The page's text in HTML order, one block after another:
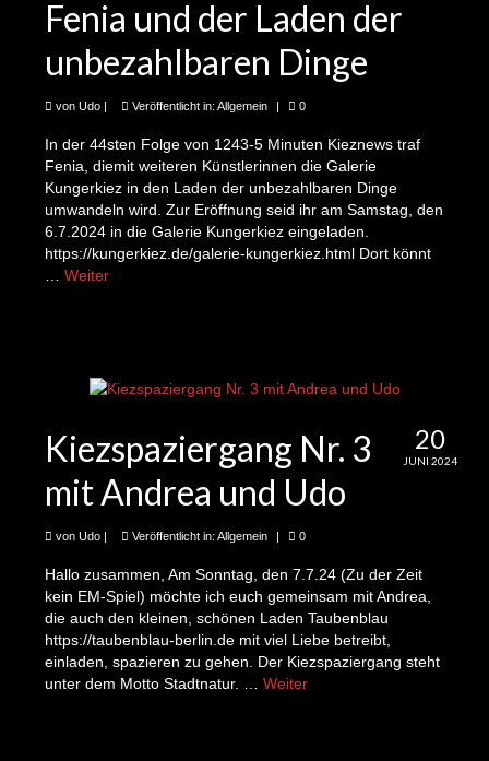
27te Folge: Kai und wo der Pfeffer wächst
28te Folge: Andrea und die Stadtnaturkarten
und Mitgestalten 1243-5 Minuten Kieznews
30te Folge 1243-5 Minuten Kieznews: Marten
und Besser als neu
31te Folge 1243-5 Minuten Kieznews: Diana
und die Schule in Bangladesh
33te Folge 1243-5 Minuten Kieznews:
Kiezblock
34te Folge 1243-5 Minuten Kieznews: Mona
und Kippen, Korken, Kellenkescher
35te Folge 1243-5 Minuten Kieznews: Udo das
Jahr 2023 und der neue Ideenwettbewerb 2024
36te Folge 1243-5 Minuten Kieznews: Jose
und das Clean up, Müll einsammeln im Kungerkiez
37te Folge 1243-5 Minuten Kieznews: Sarah
Fenia und der Laden der
unbezahlbaren Dinge
von Udo | Veröffentlicht in: Allgemein | 0
In der 44sten Folge von 1243-5 Minuten Kieznews traf
Fenia, diemit weiteren Künstlerinnen die Galerie
Kungerkiez in den Laden der unbezahlbaren Dinge
umwandeln wird. Zur Eröffnung seid ihr am Samstag, den
6.7.2024 in die Galerie Kungerkiez eingeladen.
https://kungerkiez.de/galerie-kungerkiez.html Dort könnt
Weiter
20
JUNI 2024
Kiezspaziergang Nr. 3
mit Andrea und Udo
von Udo Veröffentlicht in: Allgemein 0
Hallo zusammen, Am Sonntag, den 7.7.24 (Zu der Zeit
kein EM-Spiel) möchte ich euch gemeinsam mit Andrea,
die auch den kleinen, schönen Laden Taubenblau
https://taubenblau-berlin.de mit viel Liebe betreibt,
einladen, spazieren zu gehen. Der Kiezspaziergang steht
unter dem Motto Stadtnatur. … Weiter